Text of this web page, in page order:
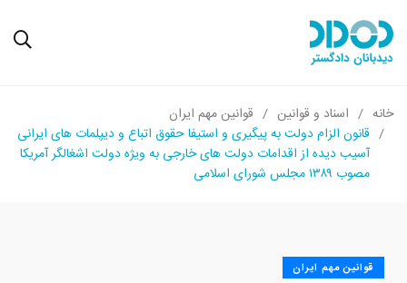
خانه اسناد و قوانین
قوانین مهم ایران
قانون الزام دولت به پیگیری و استیفا حقوق اتباع و دیپلمات های ایرانی
آسیب دیده از اقدامات دولت های خارجی به ویژه دولت اشغالگر آمریکا
مصوب ۱۳۸۹ مجلس شورای اسلامی
قوانین مهم ایران